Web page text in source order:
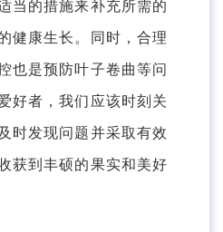
当的措施来补充所需的
健康生长。同时，合理
也是预防叶子卷曲等问
好者，我们应该时刻关
时发现问题并采取有效
获到丰硕的果实和美好